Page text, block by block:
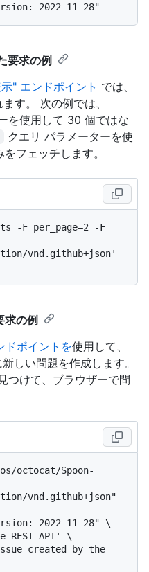
要求の例
" エンドポイント では、
す。 次の例では、
を使用して 30 個ではな
クエリ パラメーターを使
フェッチします。
-F per_page=2 -F
vnd.github+json'
求の例
ドポイントを使用して、
しい問題を作成します。
つけて、ブラウザーで問
octocat/Spoon-
vnd.github+json"
2022-11-28" \
API' \
created by the